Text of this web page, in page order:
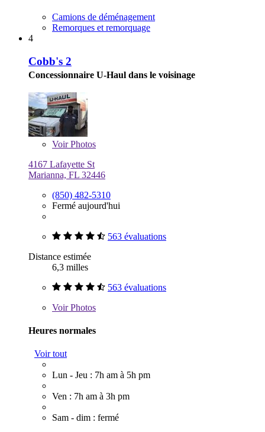
Camions de déménagement
Remorques et remorquage
4
Cobb's 2
Concessionnaire U-Haul dans le voisinage
VoirPhotos
4167 Lafayette St
Marianna, FL 32446
(850) 482-5310
Fermé aujourd'hui
563 évaluations
Distance estimée
6,3 milles
563 évaluations
VoirPhotos
Heures normales
Voir tout
Lun - Jeu : 7h am à 5h pm
Ven : 7h am à 3h pm
Sam - dim : fermé